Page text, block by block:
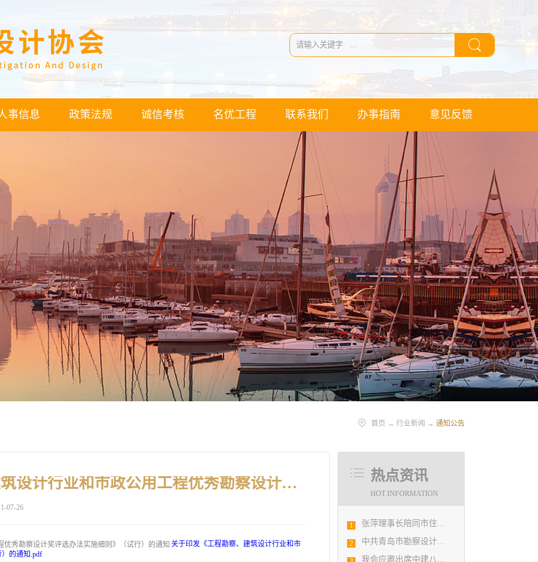
事信息 政策法规 诚信考核 名优工程 联系我们 办事指南 意见反馈
首页 → 行业新闻 → 通知公告
热点资讯
HOT INFORMATION
1 张萍理事长陪同市住房和城乡建设局赴陇南开展东西部扶贫协作工作
2 中共青岛市勘察设计协会党支部日前召开民主生活会
我会应邀出席中建八局四公司设计管理研究院揭牌仪式
关于印发《工程勘察、建筑设计行业和市政公用工程优秀勘察设计奖评选办法实施细则》（试行）的通知
07-26
关于印发《工程勘察、建筑设计行业和市
的通知.pdf